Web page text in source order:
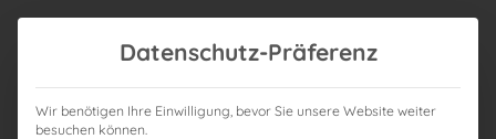
Datenschutz-Präferenz
Wir benötigen Ihre Einwilligung, bevor Sie unsere Website weiter
besuchen können.